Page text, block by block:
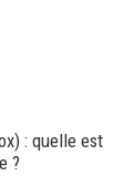
: quelle est
?